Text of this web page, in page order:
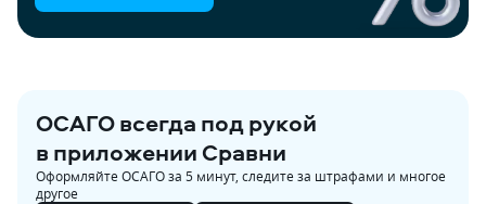
ОСАГО всегда под рукой
в приложении Сравни
Оформляйте ОСАГО за 5 минут, следите за штрафами и многое
другое